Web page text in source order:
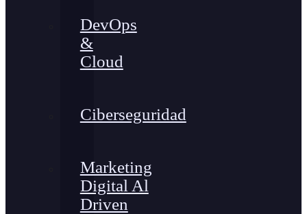
DevOps
&
Cloud
Ciberseguridad
Marketing
Digital Al
Driven